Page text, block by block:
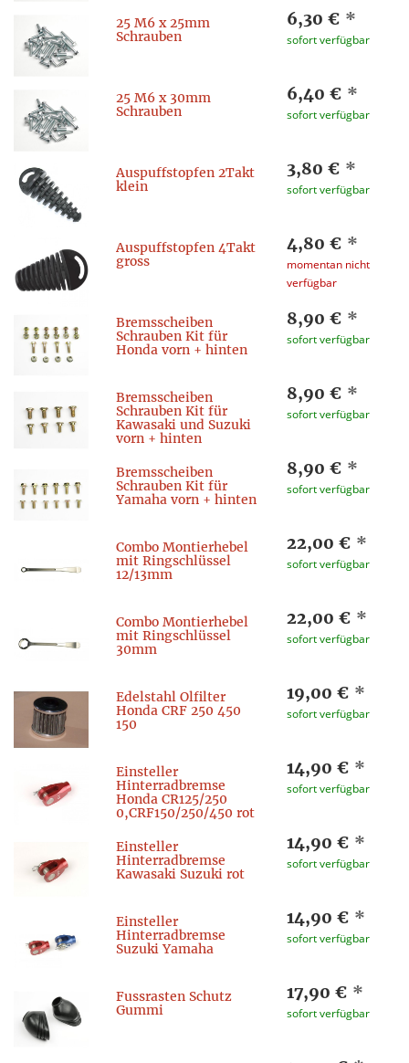
25 M6 x 25mm
Schrauben
6,30 € *
sofort verfügbar
25 M6 x 30mm
Schrauben
6,40 € *
sofort verfügbar
Auspuffstopfen 2Takt
klein
3,80 € *
sofort verfügbar
Auspuffstopfen 4Takt
gross
4,80 € *
momentan nicht
verfügbar
Bremsscheiben
Schrauben Kit für
Honda vorn + hinten
8,90 € *
sofort verfügbar
Bremsscheiben
Schrauben Kit für
Kawasaki und Suzuki
vorn + hinten
8,90 € *
sofort verfügbar
Bremsscheiben
Schrauben Kit für
Yamaha vorn + hinten
8,90 € *
sofort verfügbar
Combo Montierhebel
mit Ringschlüssel
12/13mm
22,00 € *
sofort verfügbar
Combo Montierhebel
mit Ringschlüssel
30mm
22,00 € *
sofort verfügbar
Edelstahl Ölfilter
Honda CRF 250 450
150
19,00 € *
sofort verfügbar
Einsteller
Hinterradbremse
Honda CR125/250
0,CRF150/250/450 rot
14,90 € *
sofort verfügbar
Einsteller
Hinterradbremse
Kawasaki Suzuki rot
14,90 € *
sofort verfügbar
Einsteller
Hinterradbremse
Suzuki Yamaha
14,90 € *
sofort verfügbar
Fussrasten Schutz
Gummi
17,90 € *
sofort verfügbar